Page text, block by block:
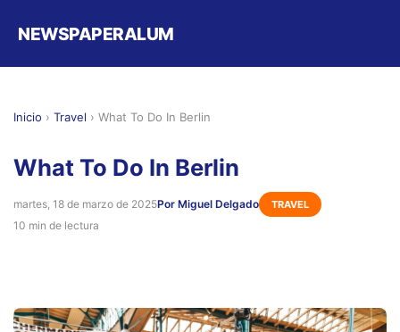
NEWSPAPERALUM
Inicio › Travel › What To Do In Berlin
What To Do In Berlin
martes, 18 de marzo de 2025Por Miguel Delgado TRAVEL
10 min de lectura